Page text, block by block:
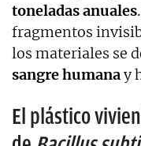
toneladas anuales
fragmentos
los materiales se
sangre humanay
El plástico